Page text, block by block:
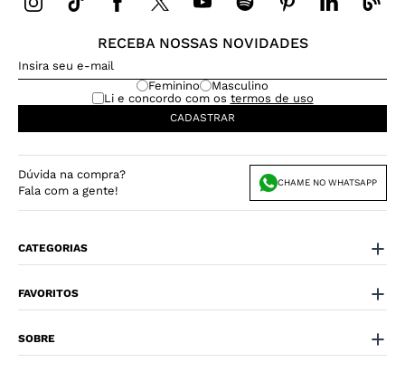
RECEBA NOSSAS NOVIDADES
Feminino
Masculino
Li e concordo com os termos de uso
CADASTRAR
Dúvida na compra?
Fala com a gente!
CHAME NO WHATSAPP
CATEGORIAS
FAVORITOS
SOBRE